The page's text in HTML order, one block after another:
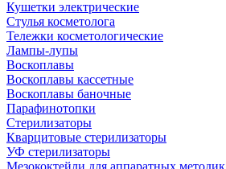
Кушетки электрические
Стулья косметолога
Тележки косметологические
Лампы-лупы
Воскоплавы
Воскоплавы кассетные
Воскоплавы баночные
Парафинотопки
Стерилизаторы
Кварцитовые стерилизаторы
УФ стерилизаторы
Мезококтейли для аппаратных методик